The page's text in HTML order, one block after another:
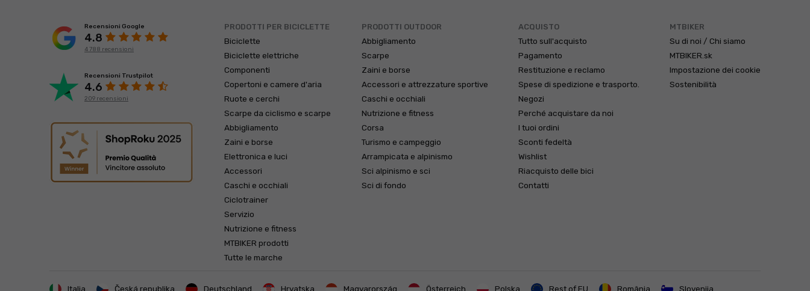
PRODOTTI PER BICICLETTE
Biciclette
Biciclette elettriche
Componenti
Copertoni e camere d'aria
Ruote e cerchi
Scarpe da ciclismo e scarpe
Abbigliamento
Zaini e borse
Elettronica e luci
Accessori
Caschi e occhiali
Ciclotrainer
Servizio
Nutrizione e fitness
MTBIKER prodotti
Tutte le marche
PRODOTTI OUTDOOR
Abbigliamento
Scarpe
Zaini e borse
Accessori e attrezzature sportive
Caschi e occhiali
Nutrizione e fitness
Corsa
Turismo e campeggio
Arrampicata e alpinismo
Sci alpinismo e sci
Sci di fondo
ACQUISTO
Tutto sull'acquisto
Pagamento
Restituzione e reclamo
Spese di spedizione e trasporto.
Negozi
Perché acquistare da noi
I tuoi ordini
Sconti fedeltà
Wishlist
Riacquisto delle bici
Contatti
MTBIKER
Su di noi / Chi siamo
MTBIKER.sk
Impostazione dei cookie
Sostenibilità
Recensioni Google
4.8
4 788 recensioni
Recensioni Trustpilot
4.6
209 recensioni
Italia Česká republika Deutschland Hrvatska Magyarország Österreich Polska Rest of EU România Slovenija